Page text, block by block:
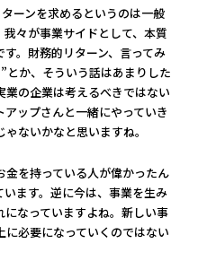
ーンを求めるというのは一般
々が事業サイドとして、本質
。財務的リターン、言ってみ
とか、そういう話はあまりした
業の企業は考えるべきではない
ップさんと一緒にやっていき
ないかなと思いますね。
金を持っている人が偉かったん
ます。逆に今は、事業を生み
なっていますよね。新しい事
必要になっていくのではない